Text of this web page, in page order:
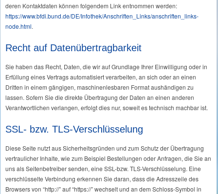
deren Kontaktdaten können folgendem Link entnommen werden:
https://www.bfdi.bund.de/DE/Infothek/Anschriften_Links/anschriften_links-
node.html.
Recht auf Datenübertragbarkeit
Sie haben das Recht, Daten, die wir auf Grundlage Ihrer Einwilligung oder in
Erfüllung eines Vertrags automatisiert verarbeiten, an sich oder an einen
Dritten in einem gängigen, maschinenlesbaren Format aushändigen zu
lassen. Sofern Sie die direkte Übertragung der Daten an einen anderen
Verantwortlichen verlangen, erfolgt dies nur, soweit es technisch machbar ist.
SSL- bzw. TLS-Verschlüsselung
Diese Seite nutzt aus Sicherheitsgründen und zum Schutz der Übertragung
vertraulicher Inhalte, wie zum Beispiel Bestellungen oder Anfragen, die Sie an
uns als Seitenbetreiber senden, eine SSL-bzw. TLS-Verschlüsselung. Eine
verschlüsselte Verbindung erkennen Sie daran, dass die Adresszeile des
Browsers von “http://” auf “https://” wechselt und an dem Schloss-Symbol in